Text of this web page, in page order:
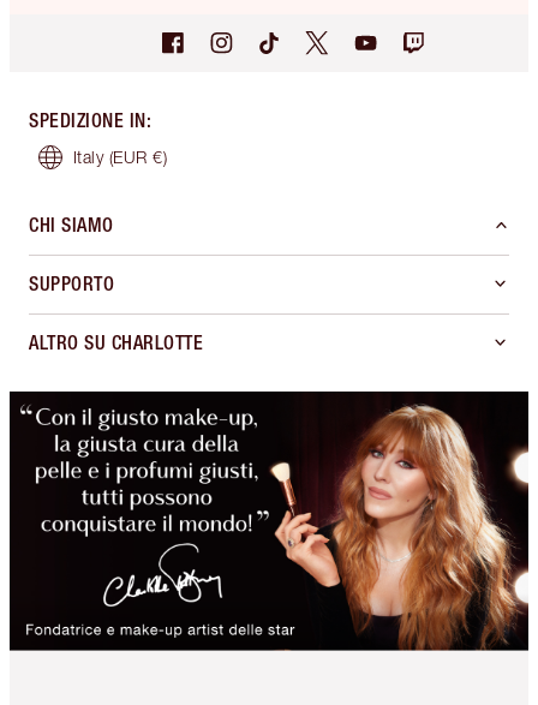
SPEDIZIONE IN:
Italy (EUR €)
CHI SIAMO
SUPPORTO
ALTRO SU CHARLOTTE